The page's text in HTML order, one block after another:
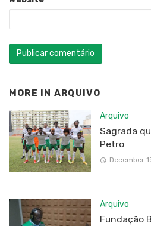
MORE IN ARQUIVO
Arquivo
Sagrada
Petro
December
Arquivo
Fundação